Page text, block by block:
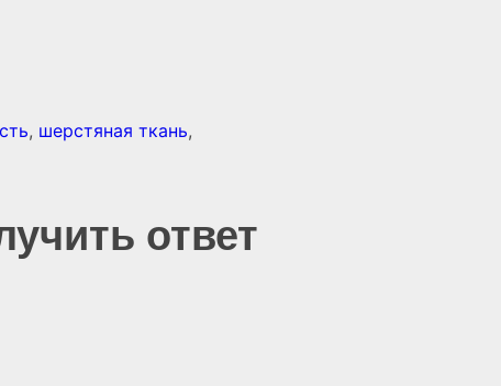
, шерстяная ткань,
ответ